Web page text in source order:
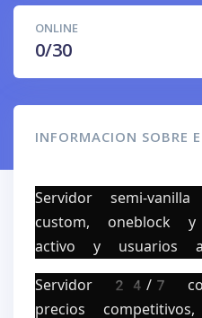
ONLINE
0/30
INFORMACION SOBRE
Servidor semi-
custom, oneblock
activo y usuarios
Servidor 24/7
precios